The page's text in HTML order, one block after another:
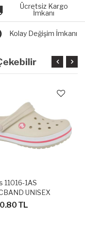
Ücretsiz Kargo
İmkanı
Kolay Değişim İmkanı
11016-1AS
UNISEX
TERLİK
TL